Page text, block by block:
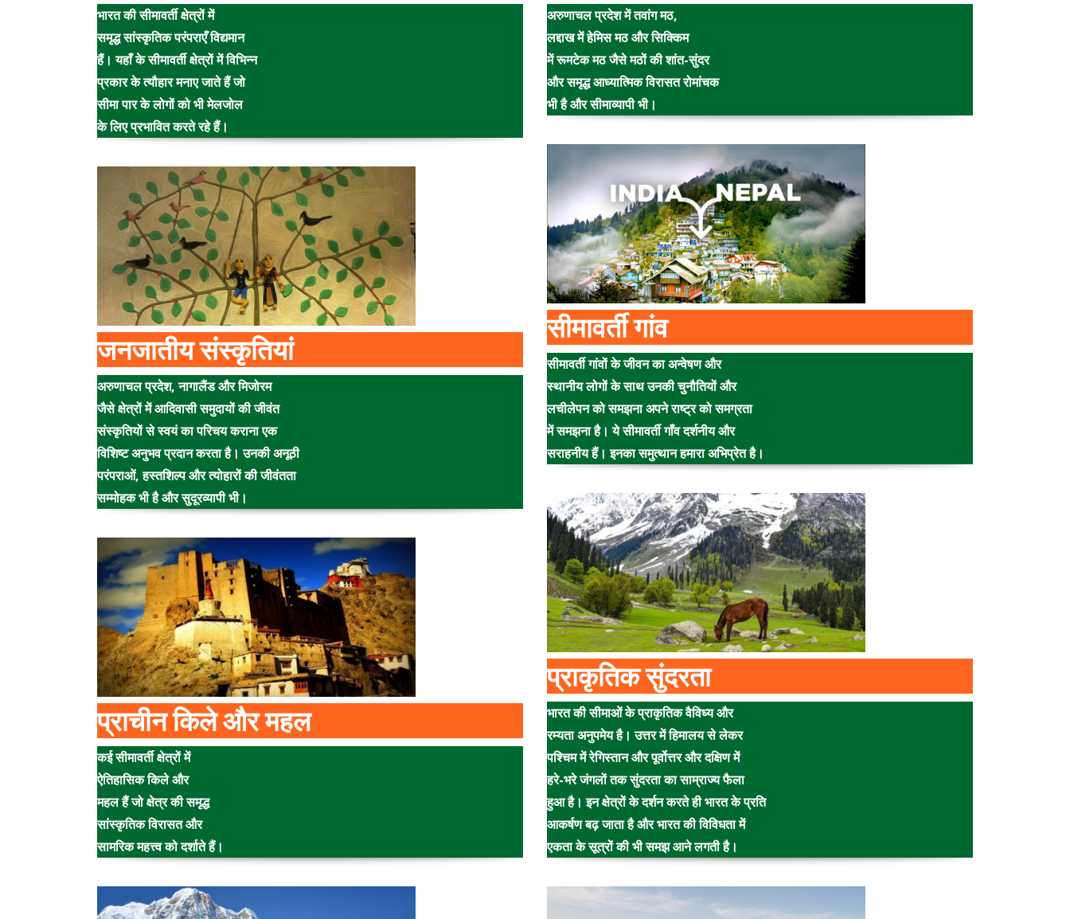
भारत की सीमावर्ती क्षेत्रों में
समृद्ध सांस्कृतिक परंपराएँ विद्यमान
हैं। यहाँ के सीमावर्ती क्षेत्रों में विभिन्न
प्रकार के त्यौहार मनाए जाते हैं जो
सीमा पार के लोगों को भी मेलजोल
के लिए प्रभावित करते रहे हैं।
जनजातीय संस्कृतियां
अरुणाचल प्रदेश, नागालैंड और मिजोरम
जैसे क्षेत्रों में आदिवासी समुदायों की जीवंत
संस्कृतियों से स्वयं का परिचय कराना एक
विशिष्ट अनुभव प्रदान करता है। उनकी अनूठी
परंपराओं, हस्तशिल्प और त्योहारों की जीवंतता
सम्मोहक भी है और सुदूरव्यापी भी।
प्राचीन किले और महल
कई सीमावर्ती क्षेत्रों में
ऐतिहासिक किले और
महल हैं जो क्षेत्र की समृद्ध
सांस्कृतिक विरासत और
सामरिक महत्त्व को दर्शाते हैं।
अरुणाचल प्रदेश में तवांग मठ,
लद्दाख में हेमिस मठ और सिक्किम
में रूमटेक मठ जैसे मठों की शांत-सुंदर
और समृद्ध आध्यात्मिक विरासत रोमांचक
भी है और सीमाव्यापी भी।
सीमावर्ती गांव
सीमावर्ती गांवों के जीवन का अन्वेषण और
स्थानीय लोगों के साथ उनकी चुनौतियों और
लचीलेपन को समझना अपने राष्ट्र को समग्रता
में समझना है। ये सीमावर्ती गाँव दर्शनीय और
सराहनीय हैं। इनका समुत्थान हमारा अभिप्रेत है।
प्राकृतिक सुंदरता
भारत की सीमाओं के प्राकृतिक वैविध्य और
रम्यता अनुपमेय है। उत्तर में हिमालय से लेकर
पश्चिम में रेगिस्तान और पूर्वोत्तर और दक्षिण में
हरे-भरे जंगलों तक सुंदरता का साम्राज्य फैला
हुआ है। इन क्षेत्रों के दर्शन करते ही भारत के प्रति
आकर्षण बढ़ जाता है और भारत की विविधता में
एकता के सूत्रों की भी समझ आने लगती है।